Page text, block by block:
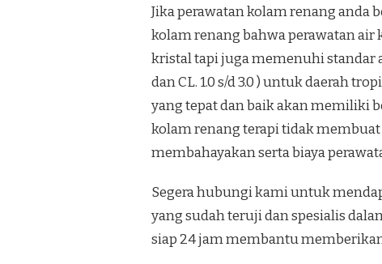
Jika perawatan kolam renang anda
kolam renang bahwa perawatan
kristal tapi juga memenuhi standar
dan CL. 1.0 s/d 3.0 ) untuk daerah
yang tepat dan baik akan memiliki
kolam renang terapi tidak
membahayakan serta biaya
Segera hubungi kami untuk
yang sudah teruji dan spesialis
siap 24 jam membantu